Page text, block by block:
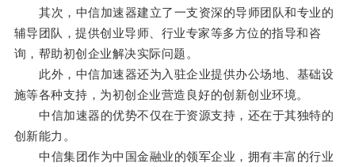
其次，中信加速器建立了一支资深的导师团队和专业的
辅导团队，提供创业导师、行业专家等多方位的指导和咨
询，帮助初创企业解决实际问题。
此外，中信加速器还为入驻企业提供办公场地、基础设
施等各种支持，为初创企业营造良好的创新创业环境。
中信加速器的优势不仅在于资源支持，还在于其独特的
创新能力。
中信集团作为中国金融业的领军企业，拥有丰富的行业